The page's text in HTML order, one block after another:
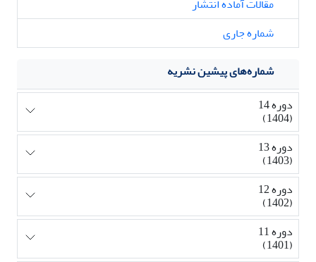
شماره جاری
شماره‌های پیشین نشریه
دوره 14
(1404)
دوره 13
(1403)
دوره 12
(1402)
دوره 11
(1401)